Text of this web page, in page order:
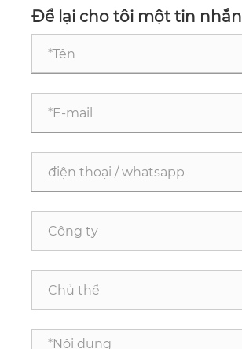
Để lại cho tôi một tin nhắn